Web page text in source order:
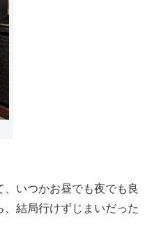
いつかお昼でも夜でも良
結局行けずじまいだった